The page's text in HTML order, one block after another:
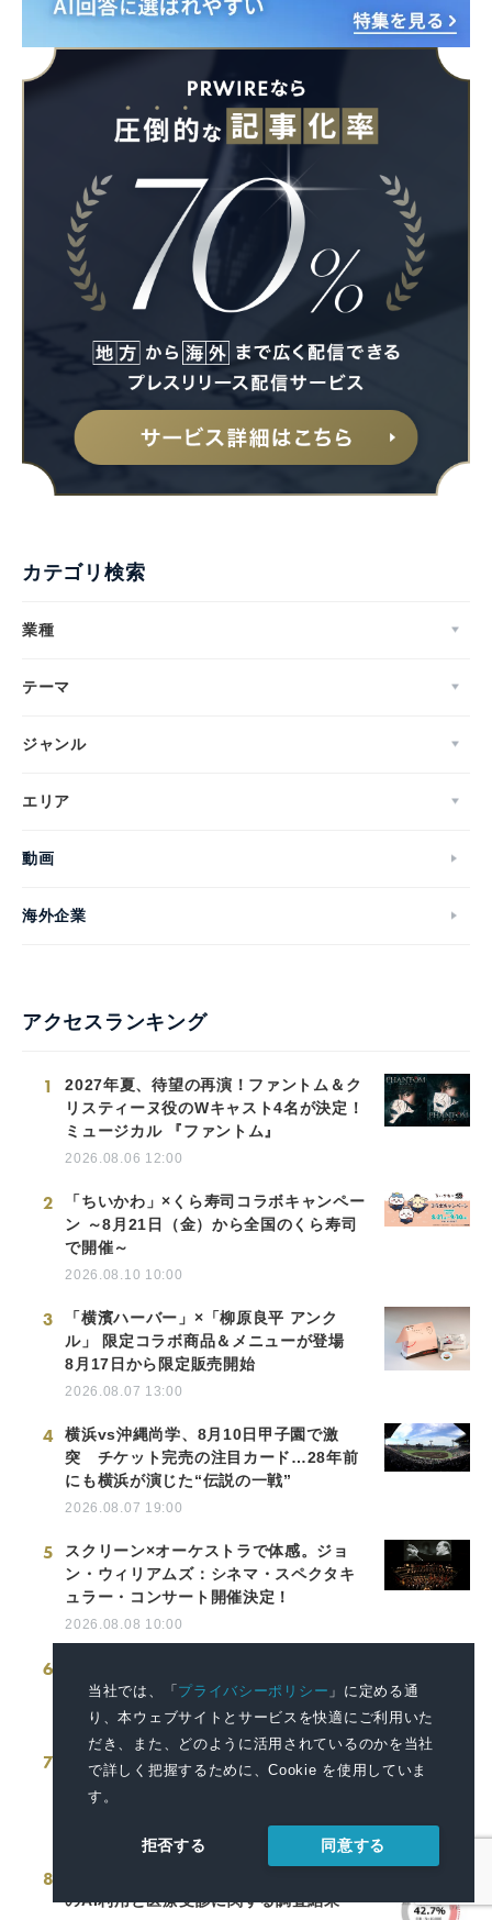
当社では、「プライバシーポリシー 」に定める通
り、本ウェブサイトとサービスを快適にご利用いた
だき、また、どのように活用されているのかを当社
で詳しく把握するために、Cookie を使用していま
す。
拒否する 同意する
カテゴリ検索
業種
テーマ
ジャンル
エリア
動画
海外企業
アクセスランキング
1
2027年夏、待望の再演！ファントム＆ク
リスティーヌ役のWキャスト4名が決定！
ミュージカル 『ファントム』
2026.08.06 12:00
2
「ちいかわ」×くら寿司コラボキャンペー
ン ～8月21日（金）から全国のくら寿司
で開催～
2026.08.10 10:00
3
「横濱ハーバー」×「柳原良平 アンク
ル」 限定コラボ商品＆メニューが登場
8月17日から限定販売開始
2026.08.07 13:00
4
横浜vs沖縄尚学、8月10日甲子園で激
突 チケット完売の注目カード…28年前
にも横浜が演じた“伝説の一戦”
2026.08.07 19:00
5
スクリーン×オーケストラで体感。ジョ
ン・ウィリアムズ：シネマ・スペクタキ
ュラー・コンサート開催決定！
2026.08.08 10:00
6
れる秋の宿泊プランを9月から展開
2026.08.06 11:00
7
「明星 一平ちゃん夜店の焼そば 超特盛
からしマヨ2個付」2026年8月24日(月)新
発売
8
のAI利用と医療受診に関する調査結果